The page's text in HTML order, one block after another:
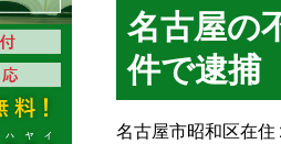
名古屋の
件で逮
名古屋市昭和区在住